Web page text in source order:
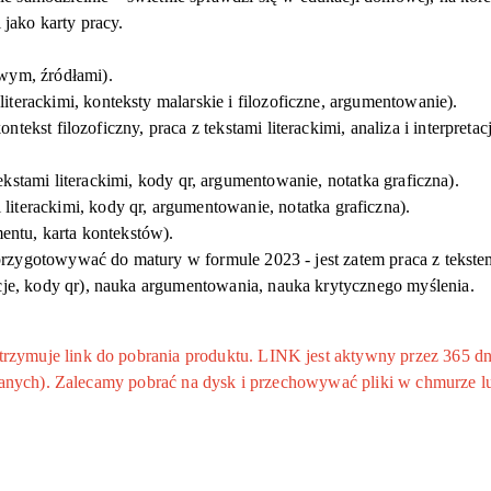
karty pracy.
źródłami).
, konteksty malarskie i filozoficzne, argumentowanie).
filozoficzny, praca ztekstami literackimi, analiza i
ami literackimi, kody qr, argumentowanie, notatka graficzna).
literackimi, kodyqr, argumentowanie, notatka graficzna).
karta kontekstów).
do matury w formule 2023 - jest zatem praca z
kodyqr), nauka argumentowania, nauka krytycznego myślenia.
link do pobrania produktu. LINK jest aktywny przez 365
Zalecamy pobrać na dysk i przechowywać pliki w chmurze